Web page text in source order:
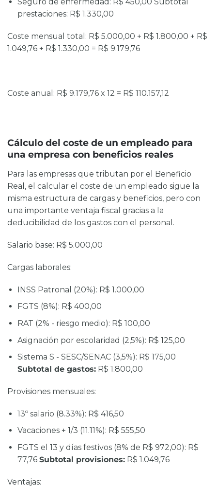
prestaciones: R$ 1.330,00
Coste mensual total: R$ 5.000,00 + R$ 1.800,00 + R$
1.049,76 + R$ 1.330,00 = R$ 9.179,76
Coste anual: R$ 9.179,76 x 12 = R$ 110.157,12
Cálculo del coste de un empleado para
una empresa con beneficios reales
Para las empresas que tributan por el Beneficio
Real, el calcular el coste de un empleado sigue la
misma estructura de cargas y beneficios, pero con
una importante ventaja fiscal gracias a la
deducibilidad de los gastos con el personal.
Salario base: R$ 5.000,00
Cargas laborales:
INSS Patronal (20%): R$ 1.000,00
FGTS (8%): R$ 400,00
RAT (2% - riesgo medio): R$ 100,00
Asignación por escolaridad (2,5%): R$ 125,00
Sistema S - SESC/SENAC (3,5%): R$ 175,00
Subtotal de gastos:R$ 1.800,00
Provisiones mensuales:
13º salario (8.33%): R$ 416,50
Vacaciones + 1/3 (11.11%): R$ 555,50
FGTS el 13 y días festivos (8% de R$ 972,00): R$
77,76 Subtotal provisiones:R$ 1.049,76
Ventajas: